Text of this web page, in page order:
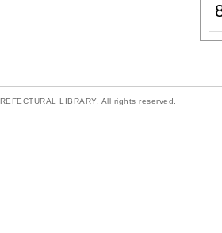
LIBRARY. All rights reserved.